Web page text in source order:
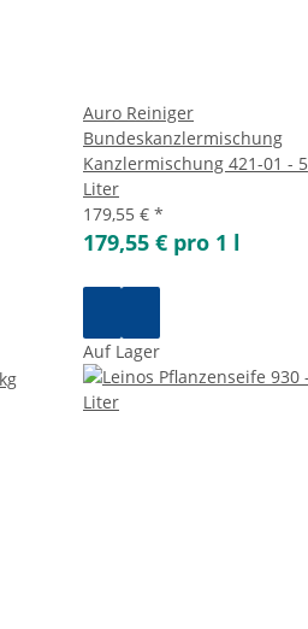
Auro Reiniger
Bundeskanzlermischung
Kanzlermischung 421-01 - 5
Liter
179,55 € *
179,55 € pro 1 l
Auf Lager